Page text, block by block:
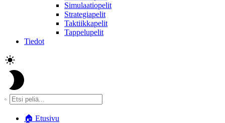
Simulaatiopelit
Strategiapelit
Taktiikkapelit
Tappelupelit
Tiedot
🏠 Etusivu